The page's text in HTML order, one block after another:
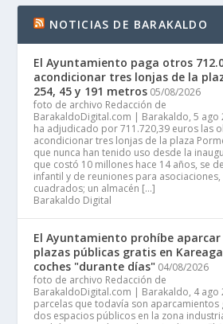
NOTICIAS DE BARAKALDO
El Ayuntamiento paga otros
acondicionar tres lonjas de la
254, 45 y 191 metros 05/08/2026
foto de archivo Redacción de
BarakaldoDigital.com | Barakaldo, 5 ago
ha adjudicado por 711.720,39 euros las
acondicionar tres lonjas de la plaza
que nunca han tenido uso desde la
que costó 10 millones hace 14 años, se
infantil y de reuniones para
cuadrados; un almacén […]
Barakaldo Digital
El Ayuntamiento prohíbe aparcar
plazas públicas gratis en
coches "durante días" 04/08/2026
foto de archivo Redacción de
BarakaldoDigital.com | Barakaldo, 4 ago
parcelas que todavía son
dos espacios públicos en la zona